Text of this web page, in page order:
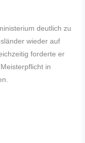
deutlich zu
wieder auf
forderte er
in